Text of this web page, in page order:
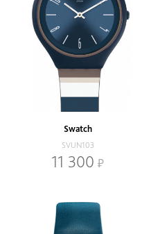
Swatch
SVUN103
11 300